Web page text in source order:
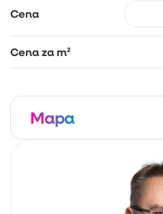
Cena
Cena za m²
Mapa